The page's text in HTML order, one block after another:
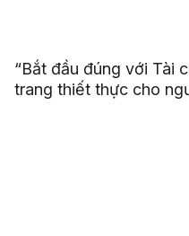
“Bắt đầu đúng với Tài
trang thiết thực cho